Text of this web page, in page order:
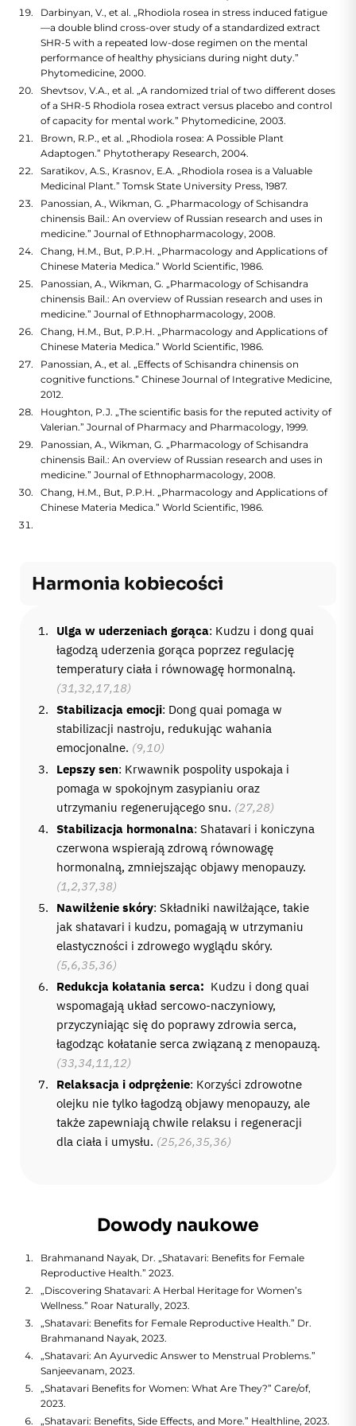
Darbinyan, V., et al. „Rhodiola rosea in stress induced fatigue
—a double blind cross-over study of a standardized extract
SHR-5 with a repeated low-dose regimen on the mental
performance of healthy physicians during night duty.”
Phytomedicine, 2000.
Shevtsov, V.A., et al. „A randomized trial of two different doses
of a SHR-5 Rhodiola rosea extract versus placebo and control
of capacity for mental work.” Phytomedicine, 2003.
Brown, R.P., et al. „Rhodiola rosea: A Possible Plant
Adaptogen.” Phytotherapy Research, 2004.
Saratikov, A.S., Krasnov, E.A. „Rhodiola rosea is a Valuable
Medicinal Plant.” Tomsk State University Press, 1987.
Panossian, A., Wikman, G. „Pharmacology of Schisandra
chinensis Bail.: An overview of Russian research and uses in
medicine.” Journal of Ethnopharmacology, 2008.
Chang, H.M., But, P.P.H. „Pharmacology and Applications of
Chinese Materia Medica.” World Scientific, 1986.
Panossian, A., Wikman, G. „Pharmacology of Schisandra
chinensis Bail.: An overview of Russian research and uses in
medicine.” Journal of Ethnopharmacology, 2008.
Chang, H.M., But, P.P.H. „Pharmacology and Applications of
Chinese Materia Medica.” World Scientific, 1986.
Panossian, A., et al. „Effects of Schisandra chinensis on
cognitive functions.” Chinese Journal of Integrative Medicine,
2012.
Houghton, P.J. „The scientific basis for the reputed activity of
Valerian.” Journal of Pharmacy and Pharmacology, 1999.
Panossian, A., Wikman, G. „Pharmacology of Schisandra
chinensis Bail.: An overview of Russian research and uses in
medicine.” Journal of Ethnopharmacology, 2008.
Chang, H.M., But, P.P.H. „Pharmacology and Applications of
Chinese Materia Medica.” World Scientific, 1986.
Harmonia kobiecości
Ulga w uderzeniach gorąca: Kudzu i dong quai
łagodzą uderzenia gorąca poprzez regulację
temperatury ciała i równowagę hormonalną.
(31,32,17,18)
Stabilizacja emocji: Dong quai pomaga w
stabilizacji nastroju, redukując wahania
emocjonalne. (9,10)
Lepszy sen: Krwawnik pospolity uspokaja i
pomaga w spokojnym zasypianiu oraz
utrzymaniu regenerującego snu. (27,28)
Stabilizacja hormonalna: Shatavari i koniczyna
czerwona wspierają zdrową równowagę
hormonalną, zmniejszając objawy menopauzy.
(1,2,37,38)
Nawilżenie skóry: Składniki nawilżające, takie
jak shatavari i kudzu, pomagają w utrzymaniu
elastyczności i zdrowego wyglądu skóry.
(5,6,35,36)
Redukcja kołatania serca: Kudzu i dong quai
wspomagają układ sercowo-naczyniowy,
przyczyniając się do poprawy zdrowia serca,
łagodząc kołatanie serca związaną z menopauzą.
(33,34,11,12)
Relaksacja i odprężenie: Korzyści zdrowotne
olejku nie tylko łagodzą objawy menopauzy, ale
także zapewniają chwile relaksu i regeneracji
dla ciała i umysłu. (25,26,35,36)
Dowody naukowe
Brahmanand Nayak, Dr. „Shatavari: Benefits for Female
Reproductive Health.” 2023.
„Discovering Shatavari: A Herbal Heritage for Women’s
Wellness.” Roar Naturally, 2023.
„Shatavari: Benefits for Female Reproductive Health.” Dr.
Brahmanand Nayak, 2023.
„Shatavari: An Ayurvedic Answer to Menstrual Problems.”
Sanjeevanam, 2023.
„Shatavari Benefits for Women: What Are They?” Care/of,
2023.
„Shatavari: Benefits, Side Effects, and More.” Healthline, 2023.